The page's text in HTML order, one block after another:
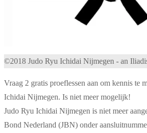
©2018 Judo Ryu Ichidai Nijmegen - an
Vraag 2 gratis proeflessen aan om kennis te
Ichidai Nijmegen. Is niet meer mogelijk!
Judo Ryu Ichidai Nijmegen is niet meer
Bond Nederland (JBN) onder